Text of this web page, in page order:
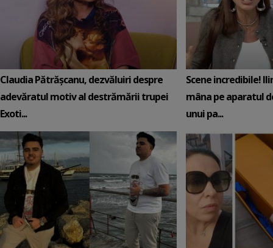
Claudia Pătrășcanu, dezvăluiri despre
adevăratul motiv al destrămării trupei
Exoti...
Scene incredibile!
mâna pe aparatul
unui pa...